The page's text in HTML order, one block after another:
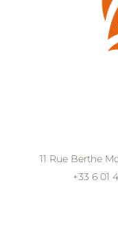
11 Rue Berthe
+33 6 01